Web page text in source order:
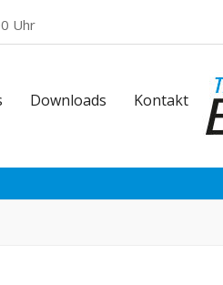
Uhr
Downloads Kontakt